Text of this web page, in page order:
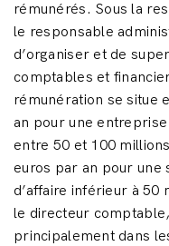
rémunérés. Sous la
le responsable
d’organiser et de
comptables et
rémunération se situe
an pour une
entre 50 et 100
euros par an pour une
d’affaire inférieur à 50
le directeur
principalement dans